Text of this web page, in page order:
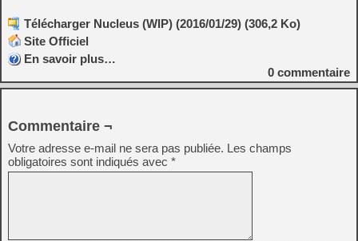
Télécharger Nucleus (WIP) (2016/01/29) (306,2 Ko)
Site Officiel
En savoir plus…
0 commentaire
Commentaire ¬
Votre adresse e-mail ne sera pas publiée. Les champs
obligatoires sont indiqués avec *